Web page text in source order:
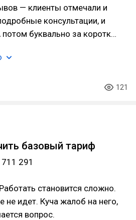
— клиенты отмечали и
консультации, и
буквально за коротк…
121
базовый тариф
291
становится сложно.
не идет. Куча жалоб на него,
вопрос.